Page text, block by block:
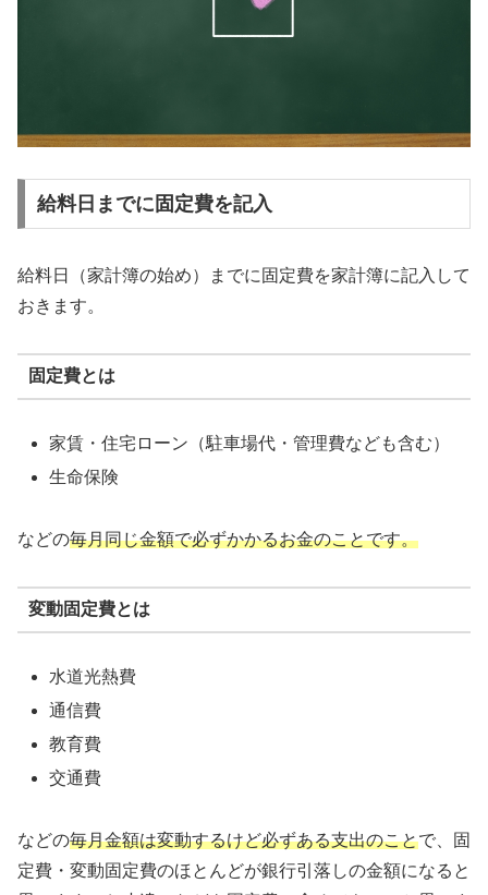
給料日までに固定費を記入
給料日（家計簿の始め）までに固定費を家計簿に記入して
おきます。
固定費とは
家賃・住宅ローン（駐車場代・管理費なども含む）
生命保険
などの毎月同じ金額で必ずかかるお金のことです。
変動固定費とは
水道光熱費
通信費
教育費
交通費
などの毎月金額は変動するけど必ずある支出のことで、固
定費・変動固定費のほとんどが銀行引落しの金額になると